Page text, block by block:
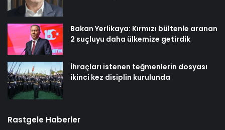
Bakan Yerlikaya: Kırmızı bültenle aranan
2 suçluyu daha ülkemize getirdik
İhraçları istenen teğmenlerin dosyası
ikinci kez disiplin kurulunda
Rastgele Haberler